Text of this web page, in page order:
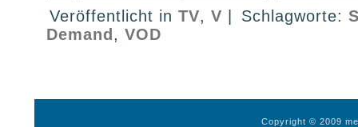
Veröffentlicht in TV, V Schlagworte:
Demand , VOD
Copyright © 2009